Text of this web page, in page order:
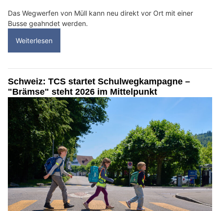
Das Wegwerfen von Müll kann neu direkt vor Ort mit einer
Busse geahndet werden.
Weiterlesen
Schweiz: TCS startet Schulwegkampagne –
"Brämse" steht 2026 im Mittelpunkt